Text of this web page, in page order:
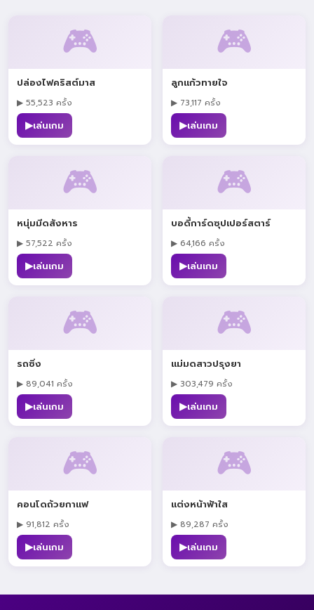
🎮
ปล่องไฟคริสต์มาส
▶ 55,523 ครั้ง
▶เล่นเกม
🎮
ลูกแก้วทายใจ
▶ 73,117 ครั้ง
▶เล่นเกม
🎮
หนุ่มมีดสังหาร
▶ 57,522 ครั้ง
▶เล่นเกม
🎮
บอดี้การ์ดซุปเปอร์สตาร์
▶ 64,166 ครั้ง
▶เล่นเกม
🎮
รถซิ่ง
▶ 89,041 ครั้ง
▶เล่นเกม
🎮
แม่มดสาวปรุงยา
▶ 303,479 ครั้ง
▶เล่นเกม
🎮
คอนโดถ้วยกาแฟ
▶ 91,812 ครั้ง
▶เล่นเกม
🎮
แต่งหน้าฟ้าใส
▶ 89,287 ครั้ง
▶เล่นเกม